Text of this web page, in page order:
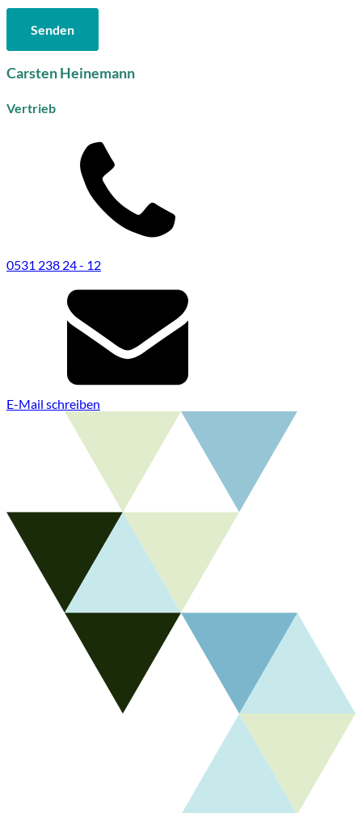
Carsten Heinemann
Vertrieb
0531 238 24 - 12
E-Mail schreiben